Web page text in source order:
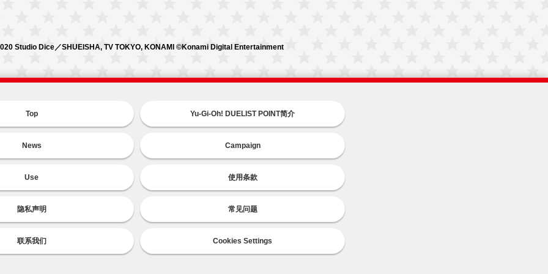
Studio Dice／SHUEISHA, TV TOKYO, KONAMI ©Konami Digital Entertainment
Top Yu-Gi-Oh! DUELIST POINT简介
News Campaign
Use 使用条款
隐私声明 常见问题
联系我们 Cookies Settings